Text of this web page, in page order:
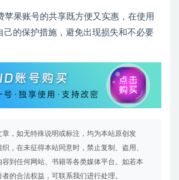
苹果账号的共享既方便又实惠，在使用
己的保护措施，避免出现损失和不必要
章，如无特殊说明或标注，均为本站原创发
，在未征得本站同意时，禁止复制、盗用、
容到任何网站、书籍等各类媒体平台。如若本
的合法权益，可联系我们进行处理。